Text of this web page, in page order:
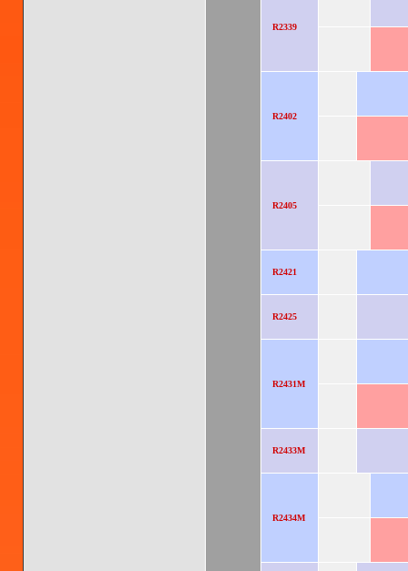
R2339
R2402
R2405
R2421
R2425
R2431M
R2433M
R2434M